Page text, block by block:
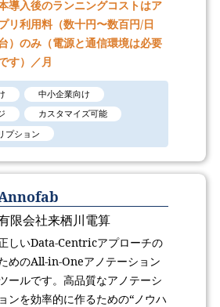
導入後のランニングコストはア
リ利用料（数十円〜数百円/日
）のみ（電源と通信環境は必要
す）／月
中小企業向け
カスタマイズ可能
プション
限会社来栖川電算
しいData-Centricアプローチの
めのAll-in-Oneアノテーション
ールです。高品質なアノテーシ
ョンを効率的に作るための“ノウハ